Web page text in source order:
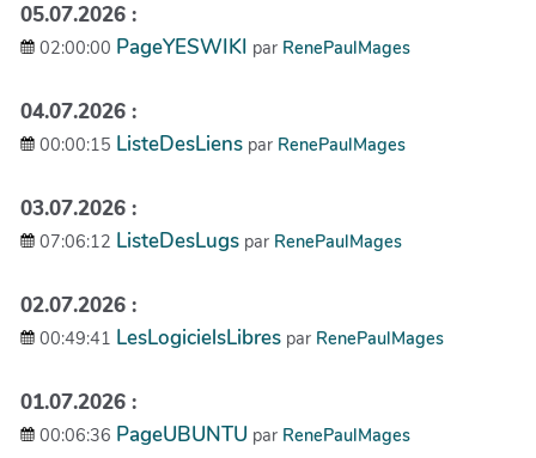
05.07.2026 :
02:00:00 PageYESWIKI par RenePaulMages
04.07.2026 :
00:00:15 ListeDesLiens par RenePaulMages
03.07.2026 :
07:06:12 ListeDesLugs par RenePaulMages
02.07.2026 :
00:49:41 LesLogicielsLibres par RenePaulMages
01.07.2026 :
00:06:36 PageUBUNTU par RenePaulMages